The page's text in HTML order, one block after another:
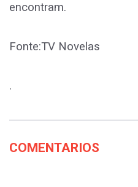
encontram.
Fonte:TV Novelas
.
COMENTARIOS